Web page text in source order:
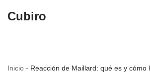
Cubiro
Inicio - Reacción de Maillard: qué es y cómo